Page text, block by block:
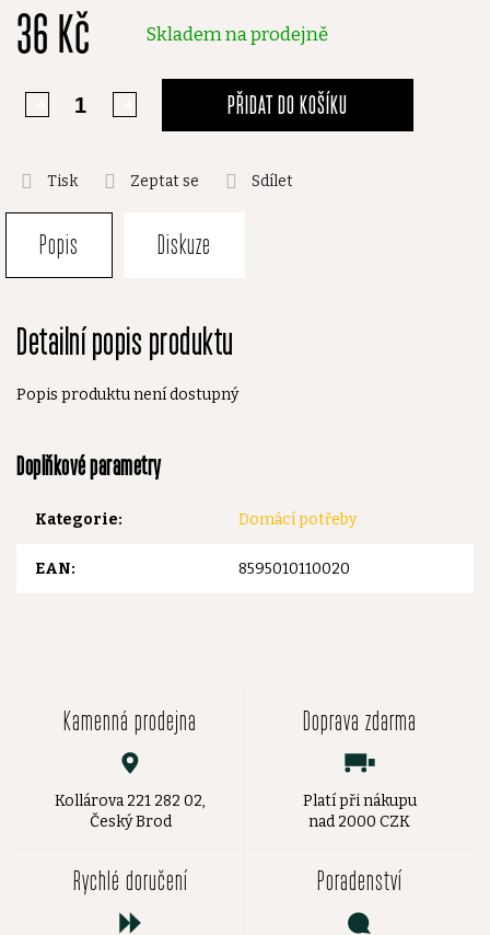
36 Kč Skladem na prodejně
PŘIDAT DO KOŠÍKU
Tisk Zeptat se Sdílet
Popis Diskuze
Detailní popis produktu
Popis produktu není dostupný
Doplňkové parametry
Kategorie: Domácí potřeby
EAN: 8595010110020
Kamenná prodejna
Kollárova 221 282 02,
Český Brod
Doprava zdarma
Platí při nákupu
nad 2000 CZK
Rychlé doručení Poradenství